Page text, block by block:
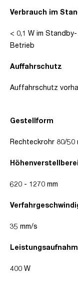
Verbrauch im
Auffahrschutz
Gestellform
< 0,1 W im Standby-
Betrieb
Auffahrschutz
Rechteckrohr 80/50
620 - 1270 mm
35 mm/s
400 W